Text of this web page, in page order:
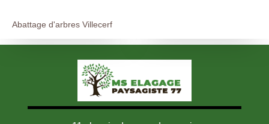
Abattage d'arbres Villecerf